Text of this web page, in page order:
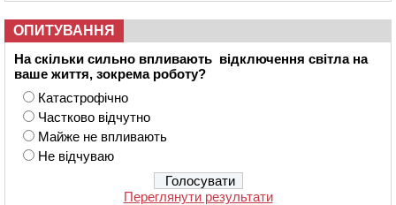
ОПИТУВАННЯ
На скільки сильно впливають відключення світла на
ваше життя, зокрема роботу?
Катастрофічно
Частково відчутно
Майже не впливають
Не відчуваю
Переглянути результати